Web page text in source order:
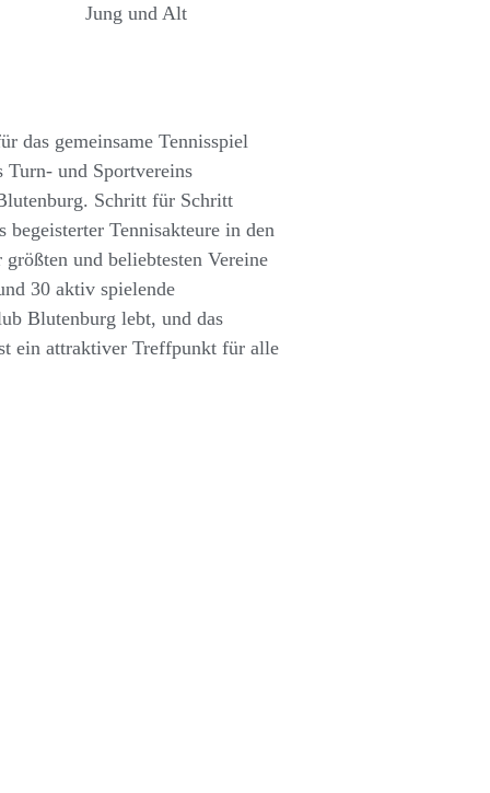
Jung und Alt
das gemeinsame Tennisspiel
Turn- und Sportvereins
Schritt für Schritt
Tennisakteure in den
und beliebtesten Vereine
30 aktiv spielende
Blutenburg lebt, und das
ein attraktiver Treffpunkt für alle